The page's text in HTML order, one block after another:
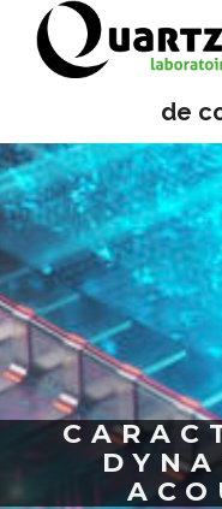
Panneau de gestion des
de